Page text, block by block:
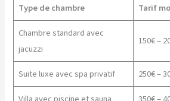
Type de chambre
Tarif
Chambre standard avec
jacuzzi
150€ –
Suite luxe avec spa privatif 250€ –
Villa avec piscine et sauna 350€ –